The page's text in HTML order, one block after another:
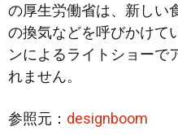
の厚生労働省は、新しい
の換気などを呼びかけて
ンによるライトショーで
れません。
参照元： designboom